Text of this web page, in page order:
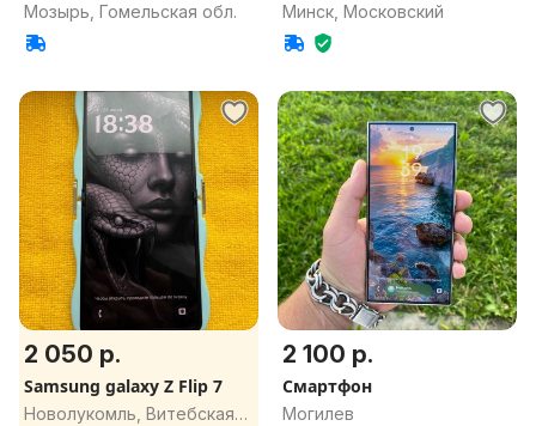
Мозырь, Гомельская обл. Минск, Московский
2 050 р.
Samsung galaxy Z Flip 7
Новолукомль, Витебская
2 100 р.
Смартфон
Могилев